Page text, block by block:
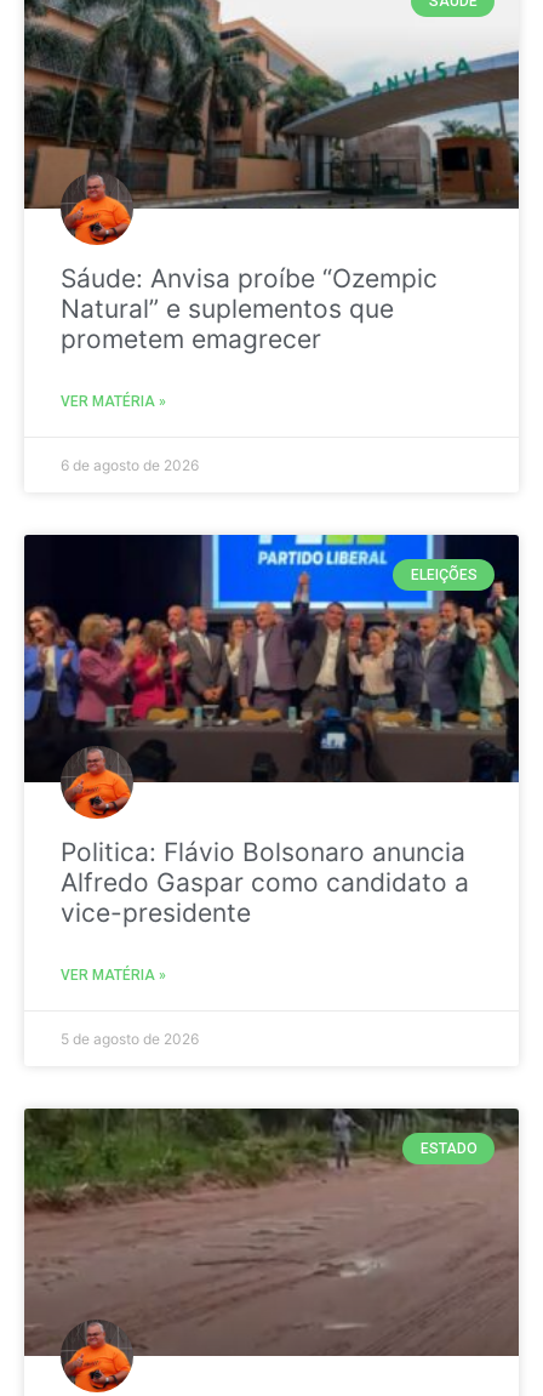
Sáude: Anvisa proíbe “Ozempic
Natural” e suplementos que
prometem emagrecer
VER MATÉRIA »
6 de agosto de 2026
ELEIÇÕES
Politica: Flávio Bolsonaro anuncia
Alfredo Gaspar como candidato a
vice-presidente
VER MATÉRIA »
5 de agosto de 2026
ESTADO